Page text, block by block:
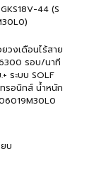
44 (S
วงเดือนไร้สาย
รอบ/นาที
ระบบ SOLF
ทรอนิกส์ น้ำหนัก
บ